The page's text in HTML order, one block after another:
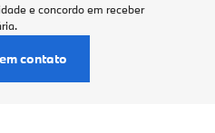
e concordo em receber
contato